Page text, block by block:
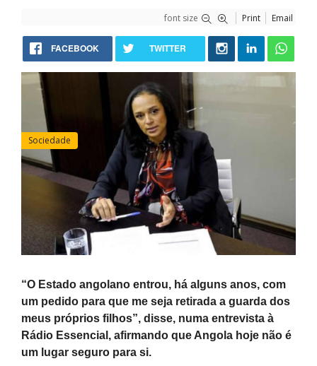
font size Print Email
FACEBOOK TWITTER
Sociedade
“O Estado angolano entrou, há alguns anos, com
um pedido para que me seja retirada a guarda dos
meus próprios filhos”, disse, numa entrevista à
Rádio Essencial, afirmando que Angola hoje não é
um lugar seguro para si.